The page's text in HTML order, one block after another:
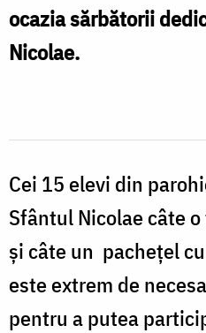
ocazia sărbătorii
Nicolae.
Cei 15 elevi din
Sfântul Nicolae câte
și câte un pachețel
este extrem de
pentru a putea